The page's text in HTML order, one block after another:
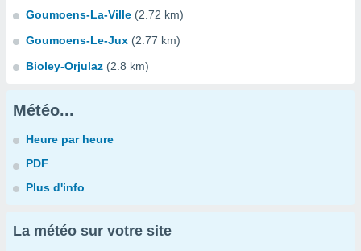
Goumoens-La-Ville (2.72 km)
Goumoens-Le-Jux (2.77 km)
Bioley-Orjulaz (2.8 km)
Météo...
Heure par heure
PDF
Plus d'info
La météo sur votre site